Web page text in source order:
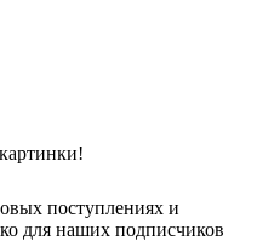
поступлениях и
для наших подписчиков